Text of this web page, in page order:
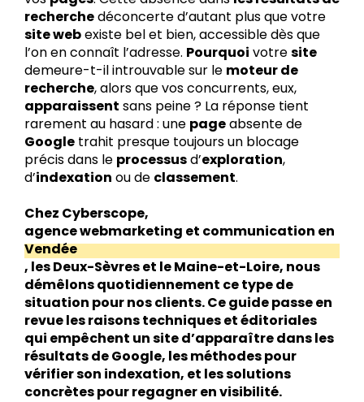
recherchedéconcerte d’autant plus que votre
site webexiste bel et bien, accessible dès que
l’on en connaît l’adresse. Pourquoi votresite
demeure-t-il introuvable sur le moteur de
recherche, alors que vos concurrents, eux,
apparaissent sans peine ? La réponse tient
rarement au hasard : une pageabsente de
Google trahit presque toujours un blocage
précis dans le processusd’exploration,
d’indexation ou de classement.
Chez Cyberscope,
agence webmarketing et communication en
Vendée
, les Deux-Sèvres et le Maine-et-Loire, nous
démêlons quotidiennement ce type de
situation pour nos clients. Ce guide passe en
revue les raisons techniques et éditoriales
qui empêchent un site d’apparaître dans les
résultats de Google, les méthodes pour
vérifier son indexation, et les solutions
concrètes pour regagner en visibilité.